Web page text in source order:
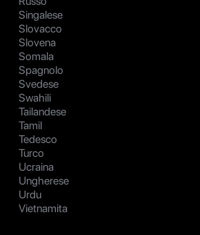
Singalese
Slovacco
Slovena
Somala
Spagnolo
Svedese
Swahili
Tailandese
Tamil
Tedesco
Turco
Ucraina
Ungherese
Urdu
Vietnamita